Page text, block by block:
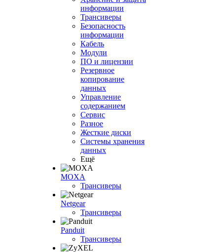
информации
Трансиверы
Безопасность
информации
Кабель
Модули
ПО и лицензии
Резервное
копирование
данных
Управление
содержанием
Сервис
Разное
Жесткие диски
Системы хранения
данных
Ещё
MOXA
Трансиверы
Netgear
Трансиверы
Panduit
Трансиверы